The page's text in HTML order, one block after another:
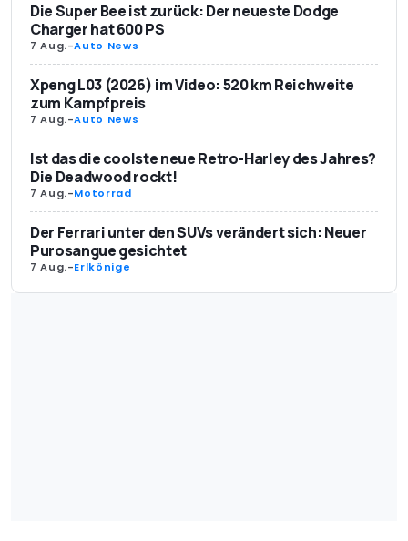
Die Super Bee ist zurück: Der neueste Dodge
Charger hat 600 PS
7 Aug.-Auto News
Xpeng L03 (2026) im Video: 520 km Reichweite
zum Kampfpreis
7 Aug.-Auto News
Ist das die coolste neue Retro-Harley des Jahres?
Die Deadwood rockt!
7 Aug.-Motorrad
Der Ferrari unter den SUVs verändert sich: Neuer
Purosangue gesichtet
7 Aug.-Erlkönige